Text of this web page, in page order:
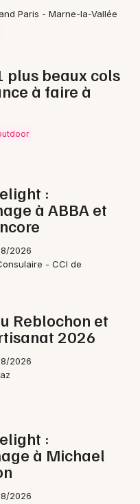
Paris - Marne-la-Vallée
plus beaux cols
à faire à
:
à ABBA et
2026
- CCI de
Reblochon et
2026
2026
:
à Michael
2026